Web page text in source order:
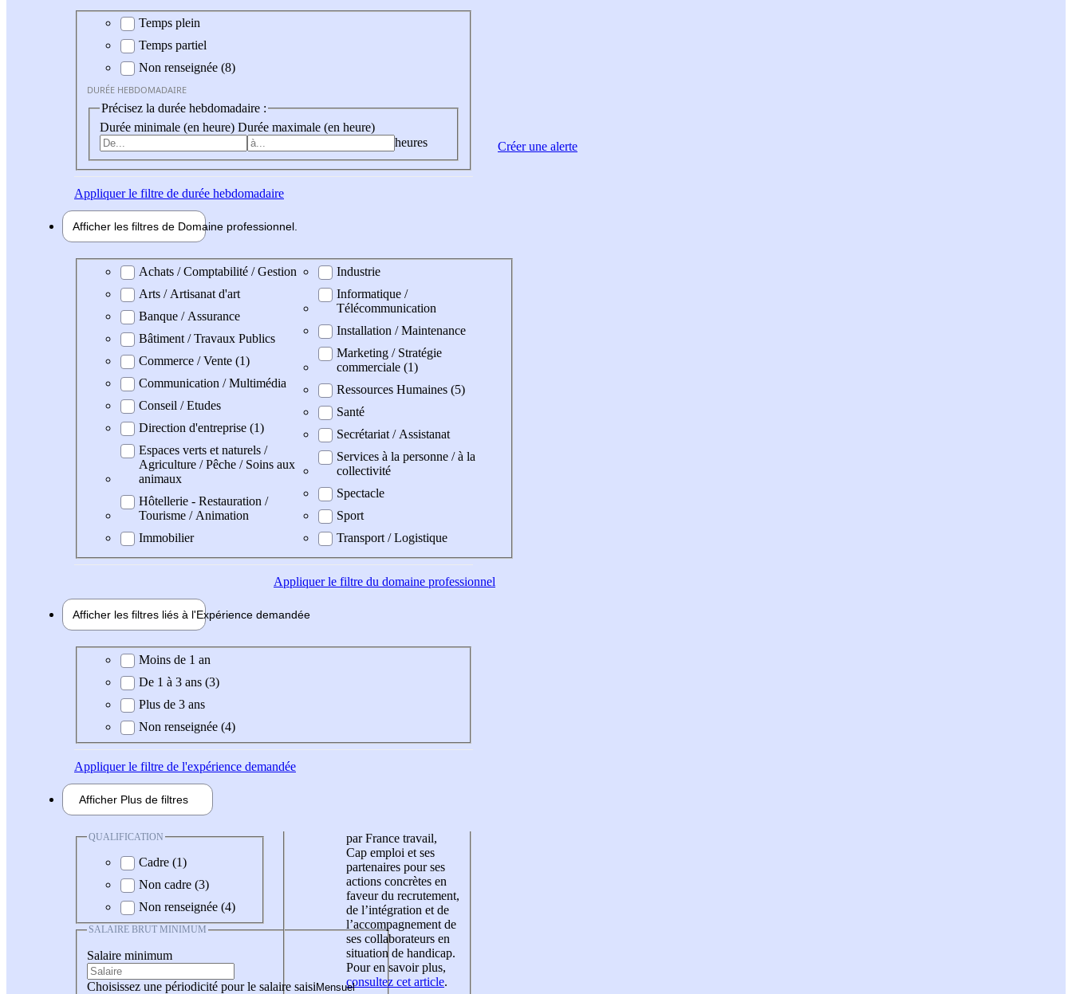
Durée hebdomadaire
Temps plein
Temps partiel
Non renseignée (8)
DURÉE HEBDOMADAIRE
Précisez la durée hebdomadaire :
Durée minimale (en heure) Durée maximale (en heure)
heures
Appliquerle filtre de durée hebdomadaire
Afficher les filtres de Domaine professionnel
Domaine professionel
Achats / Comptabilité / Gestion
Arts / Artisanat d'art
Banque / Assurance
Bâtiment / Travaux Publics
Commerce / Vente (1)
Communication / Multimédia
Conseil / Etudes
Direction d'entreprise (1)
Espaces verts et naturels /
Agriculture / Pêche / Soins aux
animaux
Hôtellerie - Restauration /
Tourisme / Animation
Immobilier
Industrie
Informatique /
Télécommunication
Installation / Maintenance
Marketing / Stratégie
commerciale (1)
Ressources Humaines (5)
Santé
Secrétariat / Assistanat
Services à la personne / à la
collectivité
Spectacle
Sport
Transport / Logistique
Appliquerle filtre du domaine professionnel
Afficher les filtres liés à l'Expérience demandée
Expérience demandée
Moins de 1 an
De 1 à 3 ans (3)
Plus de 3 ans
Non renseignée (4)
Appliquerle filtre de l'expérience demandée
Afficher Plus de filtres
QUALIFICATION
Cadre (1)
Non cadre (3)
Non renseignée (4)
SALAIRE BRUT MINIMUM
Salaire minimum
Choisissez une périodicité pour le salaire saisi
par France travail,
Cap emploi et ses
partenaires pour ses
actions concrètes en
faveur du recrutement,
de l’intégration et de
l’accompagnement de
ses collaborateurs en
situation de handicap.
Pour en savoir plus,
consultez cet article.
Créer une alerte